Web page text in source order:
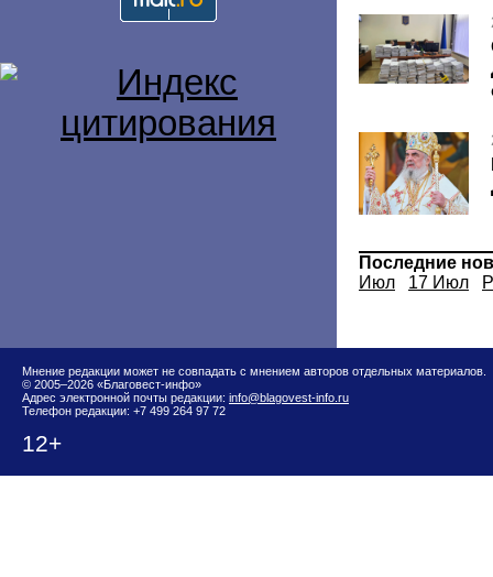
Последние
Июл
17 Июл
Мнение редакции может не совпадать с мнением авторов отдельных материалов.
© 2005–2026 «Благовест-инфо»
Адрес электронной почты редакции: info@blagovest-info.ru
Телефон редакции: +7 499 264 97 72
12+